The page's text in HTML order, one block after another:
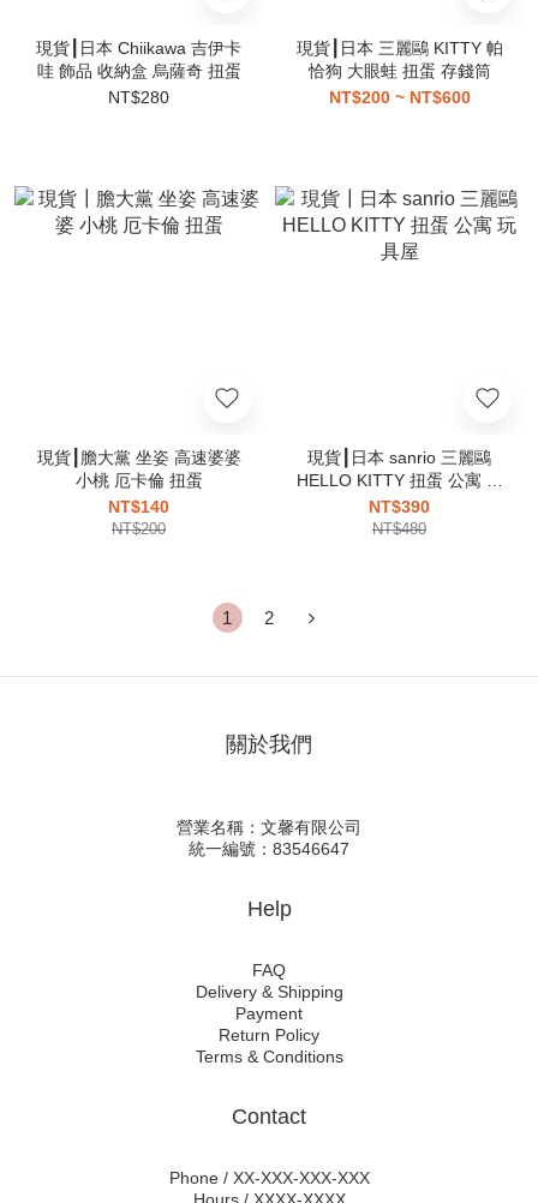
現貨┃日本 Chiikawa 吉伊卡
哇 飾品 收納盒 烏薩奇 扭蛋
NT$280
現貨┃日本 三麗鷗 KITTY 帕
恰狗 大眼蛙 扭蛋 存錢筒
NT$200 ~ NT$600
現貨┃膽大黨 坐姿 高速婆婆
小桃 厄卡倫 扭蛋
NT$140
NT$200
現貨┃日本 sanrio 三麗鷗
HELLO KITTY 扭蛋 公寓 玩
具屋
NT$390
NT$480
1 2
關於我們
營業名稱：文馨有限公司
統一編號：83546647
Help
FAQ
Delivery & Shipping
Payment
Return Policy
Terms & Conditions
Contact
Phone / XX-XXX-XXX-XXX